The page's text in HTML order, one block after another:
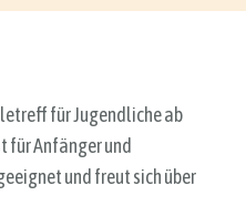
für Jugendliche ab
für Anfänger und
und freut sich über